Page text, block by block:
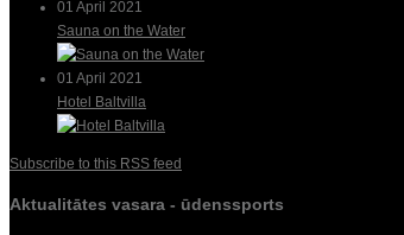
01 April 2021
Sauna on the Water
01 April 2021
Hotel Baltvilla
Subscribe to this RSS feed
Aktualitātes vasara - ūdenssports